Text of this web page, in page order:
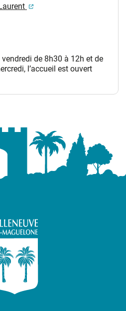
(ouverture dans un
de 8h30 à 12h et de
l’accueil est ouvert